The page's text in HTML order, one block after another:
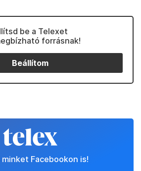
be a Telexet
forrásnak!
Beállítom
minket Facebookon is!